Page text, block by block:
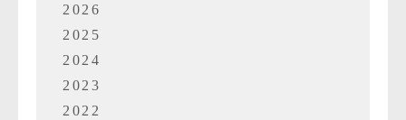
2026
2025
2024
2023
2022